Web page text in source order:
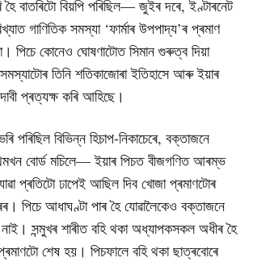
হৈ বাতৰিটো বিয়পি পৰিছিল— জুইৰ দৰে, ইণ্টাৰনেট
গাণিতিক সমস্যা ‘ফাৰ্মাৰ উপপাদ্য’ৰ প্ৰমাণ
পিচে কোনেও ঘোষণাটোত সিমান গুৰুত্ব দিয়া
তিনি শতিকাজোৰা ইতিহাসে আৰু ইয়াৰ
প্ৰত্যক্ষ কৰি আহিছে।
পৰিছিল বিভিন্ন হিচাপ-নিকাচেৰে, বক্তাজনে
বোৰ্ড মচিলে— ইয়াৰ পিচত বীজগণিত আৰম্ভ
প্ৰতিটো ঢাপেই আছিল দিব খোজা প্ৰমাণটোৰ
পিচে আধাঘণ্টা পাৰ হৈ যোৱালৈকেও বক্তাজনে
নাই। সন্মুখৰ শাৰীত বহি থকা অধ্যাপকসকল অধীৰ হৈ
শেষ হয়। পিচফালে বহি থকা ছাত্ৰবোৰে